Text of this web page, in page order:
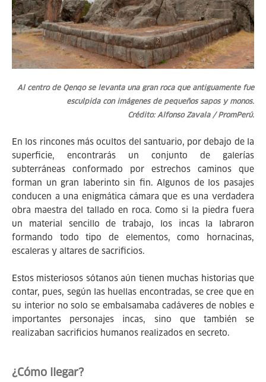
Al centro de Qenqo se levanta una gran roca que antiguamente fue
esculpida con imágenes de pequeños sapos y monos.
Crédito: Alfonso Zavala / PromPerú.
En los rincones más ocultos del santuario, por debajo de la
superficie, encontrarás un conjunto de galerías
subterráneas conformado por estrechos caminos que
forman un gran laberinto sin fin. Algunos de los pasajes
conducen a una enigmática cámara que es una verdadera
obra maestra del tallado en roca. Como si la piedra fuera
un material sencillo de trabajo, los incas la labraron
formando todo tipo de elementos, como hornacinas,
escaleras y altares de sacrificios.
Estos misteriosos sótanos aún tienen muchas historias que
contar, pues, según las huellas encontradas, se cree que en
su interior no solo se embalsamaba cadáveres de nobles e
importantes personajes incas, sino que también se
realizaban sacrificios humanos realizados en secreto.
¿Cómo llegar?